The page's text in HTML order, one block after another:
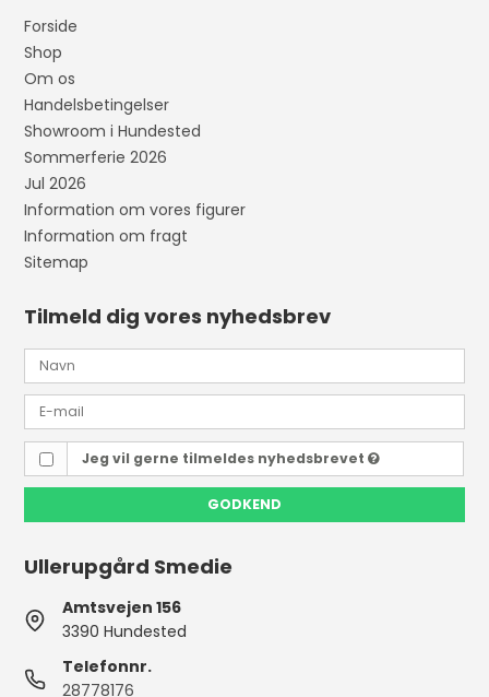
Forside
Shop
Om os
Handelsbetingelser
Showroom i Hundested
Sommerferie 2026
Jul 2026
Information om vores figurer
Information om fragt
Sitemap
Tilmeld dig vores nyhedsbrev
Jeg vil gerne tilmeldes nyhedsbrevet
GODKEND
Ullerupgård Smedie
Amtsvejen 156
3390 Hundested
Telefonnr.
28778176